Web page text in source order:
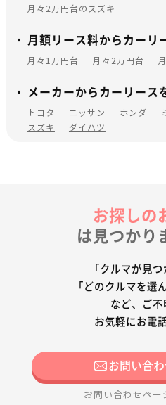
月々2万円台のスズキ
月額リース料からカーリ
月々1万円台 月々2万円台
メーカーからカーリース
トヨタ ニッサン ホンダ
スズキ
ダイハツ
お探しの
は見つかり
「クルマが見つ
「どのクルマを選
など、ご不
お気軽にお電
お問い合
お問い合わせペー